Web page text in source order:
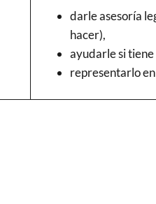
darle asesoría
hacer),
ayudarle si
representarlo